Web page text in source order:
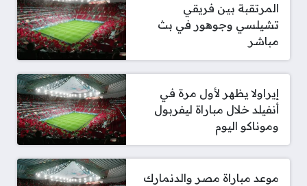
المرتقبة بين فريقي
تشيلسي وجوهور في بث
مباشر
إيراولا يظهر لأول مرة في
أنفيلد خلال مباراة ليفربول
وموناكو اليوم
موعد مباراة مصر والدنمارك